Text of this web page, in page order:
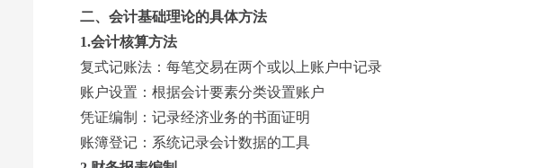
二、会计基础理论的具体方法
1.会计核算方法
复式记账法‌：每笔交易在两个或以上账户中记录
账户设置‌：根据会计要素分类设置账户
凭证编制‌：记录经济业务的书面证明
账簿登记‌：系统记录会计数据的工具